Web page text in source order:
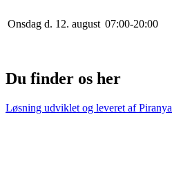
Onsdag d. 12. august 07:00-20:00
Du finder os her
Løsning udviklet og leveret afPiranya